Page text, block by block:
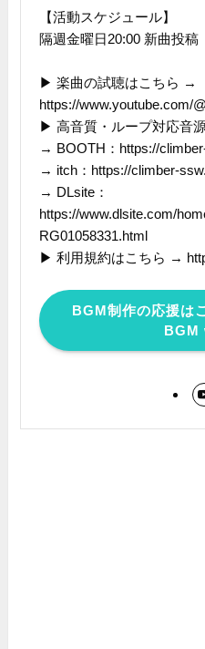
【活動スケジュール】
隔週金曜日20:00 新曲投稿
▶ 楽曲の試聴はこちら →
https://www.youtube.com/
▶ 高音質・ループ対応音
→ BOOTH：https://
→ itch：https://climber-
→ DLsite：
https://www.dlsite.com/
RG01058331.html
▶ 利用規約はこちら →
BGM制作の応援は
BGM